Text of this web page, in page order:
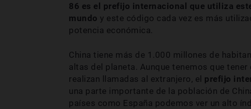
86 es el prefijo internacional que utiliza
mundo y este código cada vez es más
potencia económica.
China tiene más de 1.000 millones de
altas del planeta. Aunque tenemos que
realizan llamadas al extranjero, el prefijo
una parte importante de la población de
países como España podemos ver un alto